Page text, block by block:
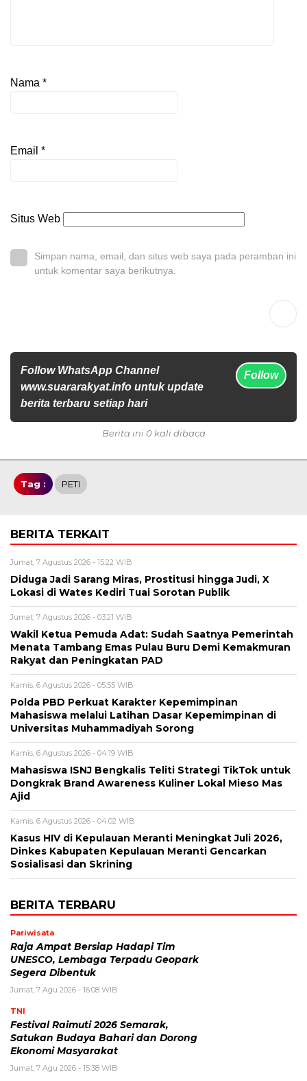
Nama *
Email *
Situs Web
Simpan nama, email, dan situs web saya pada peramban ini
untuk komentar saya berikutnya.
Follow WhatsApp Channel
www.suararakyat.info untuk update
berita terbaru setiap hari
Follow
Berita ini 0 kali dibaca
Tag : PETI
BERITA TERKAIT
Jumat, 7 Agustus 2026 - 15:22 WIB
Diduga Jadi Sarang Miras, Prostitusi hingga Judi, X
Lokasi di Wates Kediri Tuai Sorotan Publik
Jumat, 7 Agustus 2026 - 03:21 WIB
Wakil Ketua Pemuda Adat: Sudah Saatnya Pemerintah
Menata Tambang Emas Pulau Buru Demi Kemakmuran
Rakyat dan Peningkatan PAD
Kamis, 6 Agustus 2026 - 05:55 WIB
Polda PBD Perkuat Karakter Kepemimpinan
Mahasiswa melalui Latihan Dasar Kepemimpinan di
Universitas Muhammadiyah Sorong
Kamis, 6 Agustus 2026 - 04:19 WIB
Mahasiswa ISNJ Bengkalis Teliti Strategi TikTok untuk
Dongkrak Brand Awareness Kuliner Lokal Mieso Mas
Ajid
Kamis, 6 Agustus 2026 - 04:02 WIB
Kasus HIV di Kepulauan Meranti Meningkat Juli 2026,
Dinkes Kabupaten Kepulauan Meranti Gencarkan
Sosialisasi dan Skrining
BERITA TERBARU
Pariwisata
Raja Ampat Bersiap Hadapi Tim
UNESCO, Lembaga Terpadu Geopark
Segera Dibentuk
Jumat, 7 Agu 2026 - 16:08 WIB
TNI
Festival Raimuti 2026 Semarak,
Satukan Budaya Bahari dan Dorong
Ekonomi Masyarakat
Jumat, 7 Agu 2026 - 15:38 WIB